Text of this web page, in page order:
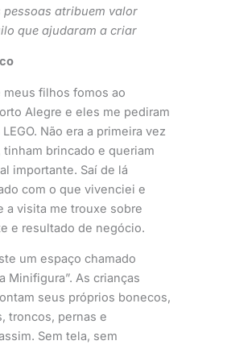
pessoas atribuem valor
que ajudaram a criar
meus filhos fomos ao
Alegre e eles me pediram
Não era a primeira vez
brincado e queriam
importante. Saí de lá
com o que vivenciei e
a visita me trouxe sobre
e resultado de negócio.
um espaço chamado
Minifigura”. As crianças
seus próprios bonecos,
troncos, pernas e
Sem tela, sem